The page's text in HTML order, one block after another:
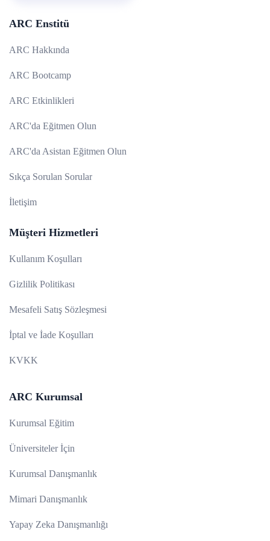
ARC Enstitü
ARC Hakkında
ARC Bootcamp
ARC Etkinlikleri
ARC'da Eğitmen Olun
ARC'da Asistan Eğitmen Olun
Sıkça Sorulan Sorular
İletişim
Müşteri Hizmetleri
Kullanım Koşulları
Gizlilik Politikası
Mesafeli Satış Sözleşmesi
İptal ve İade Koşulları
KVKK
ARC Kurumsal
Kurumsal Eğitim
Üniversiteler İçin
Kurumsal Danışmanlık
Mimari Danışmanlık
Yapay Zeka Danışmanlığı